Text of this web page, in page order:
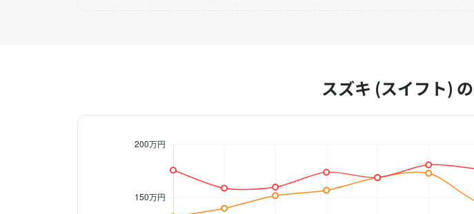
スズキ (スイフト) の